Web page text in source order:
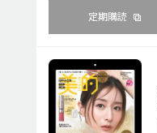
定期購読